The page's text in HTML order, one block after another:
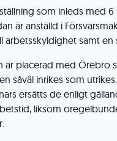
som inleds med
är anställd i
arbetsskyldighet samt
är placerad med Örebro
såväl inrikes som
ersätts de enligt
liksom